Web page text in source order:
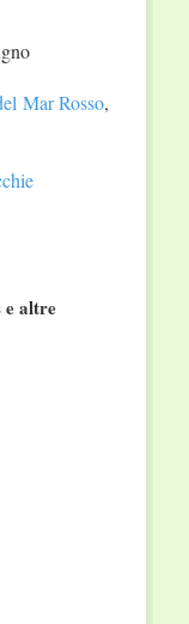
Mar Rosso,
e altre